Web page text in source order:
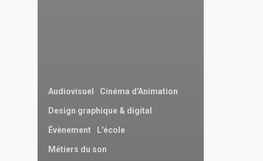
Audiovisuel Cinéma d'Animation
Design graphique & digital
Évènement L'école
Métiers du son